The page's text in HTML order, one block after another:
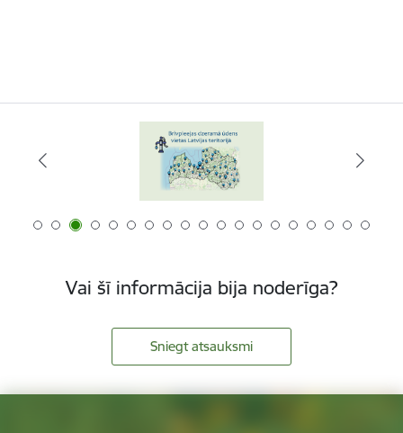
Vai šī informācija bija noderīga?
Sniegt atsauksmi